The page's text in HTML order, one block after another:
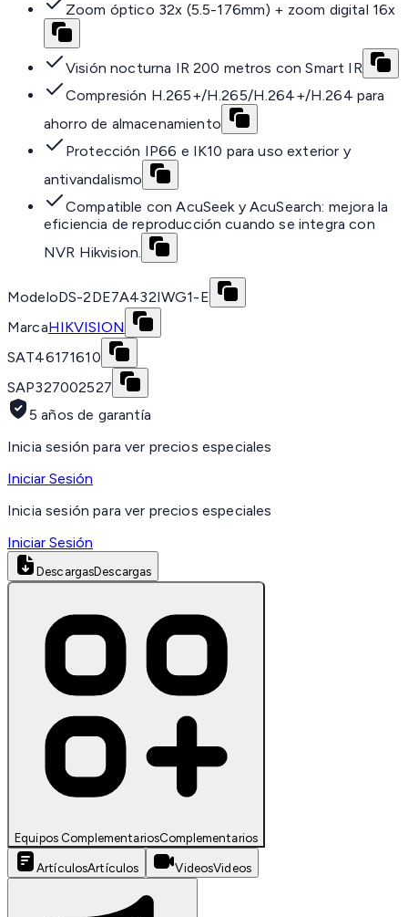
Zoom óptico 32x (5.5-176mm) + zoom digital 16x
Visión nocturna IR 200 metros con Smart IR
Compresión H.265+/H.265/H.264+/H.264 para
ahorro de almacenamiento
Protección IP66 e IK10 para uso exterior y
antivandalismo
Compatible con AcuSeek y AcuSearch: mejora la
eficiencia de reproducción cuando se integra con
NVR Hikvision.
ModeloDS-2DE7A432IWG1-E
MarcaHIKVISION
SAT46171610
SAP327002527
5 años de garantía
Inicia sesión para ver precios especiales
Iniciar Sesión
Inicia sesión para ver precios especiales
Iniciar Sesión
DescargasDescargas
Equipos ComplementariosComplementarios
ArtículosArtículos VideosVideos